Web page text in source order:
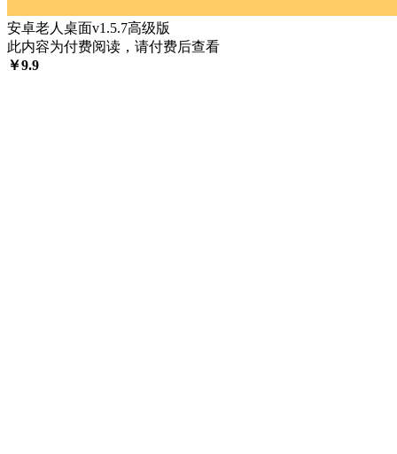
安卓老人桌面v1.5.7高级版
此内容为付费阅读，请付费后查看
￥9.9